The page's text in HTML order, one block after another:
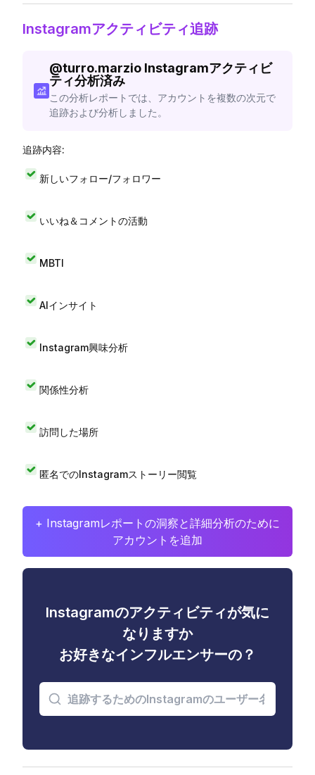
Instagramアクティビティ追跡
@turro.marzio Instagramアクティビ
ティ分析済み
この分析レポートでは、アカウントを複数の次元で
追跡および分析しました。
追跡内容:
新しいフォロー/フォロワー
いいね＆コメントの活動
MBTI
AIインサイト
Instagram興味分析
関係性分析
訪問した場所
匿名でのInstagramストーリー閲覧
+ Instagramレポートの洞察と詳細分析のために
アカウントを追加
Instagramのアクティビティが気に
なりますか
お好きなインフルエンサーの？